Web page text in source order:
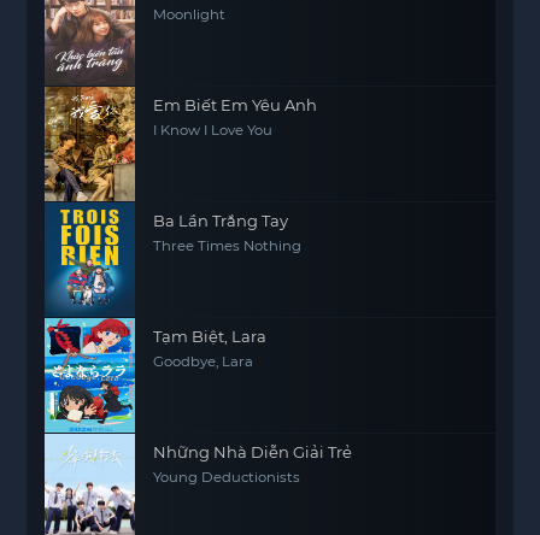
Moonlight
Em Biết Em Yêu Anh
I Know I Love You
Ba Lần Trắng Tay
Three Times Nothing
Tạm Biệt, Lara
Goodbye, Lara
Những Nhà Diễn Giải Trẻ
Young Deductionists